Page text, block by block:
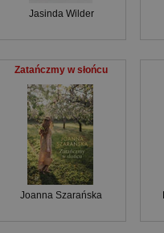
Jasinda Wilder
Zatańczmy w słońcu
Joanna Szarańska